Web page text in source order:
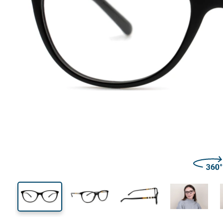
124 mm
Largeur des verres
39 mm
Largeur des verres
52 mm
Largeur des verres
Largeur
des verres